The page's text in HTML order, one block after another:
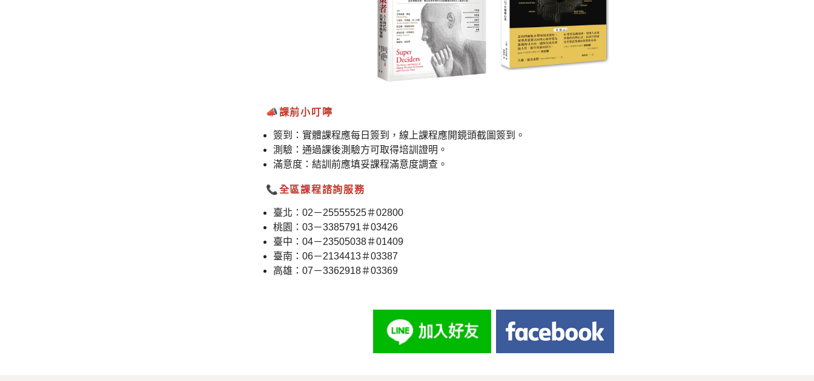
📣課前小叮嚀
簽到：實體課程應每日簽到，線上課程應開鏡頭截圖簽到。
測驗：通過課後測驗方可取得培訓證明。
滿意度：結訓前應填妥課程滿意度調查。
📞 全區課程諮詢服務
臺北：02－25555525＃02800
桃園：03－3385791＃03426
臺中：04－23505038＃01409
臺南：06－2134413＃03387
高雄：07－3362918＃03369